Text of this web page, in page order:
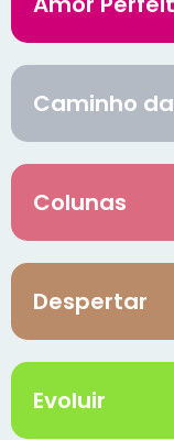
Caminho
Colunas
Despertar
Evoluir